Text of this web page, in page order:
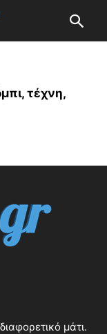
τέχνη,
μάτι.